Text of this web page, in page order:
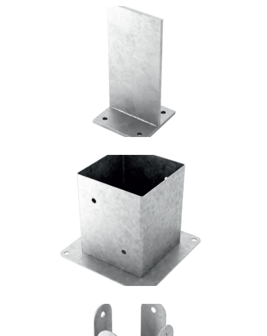
Portapilastro TYP F70
Portapilastro TYP F50
ROTHOBLAAS